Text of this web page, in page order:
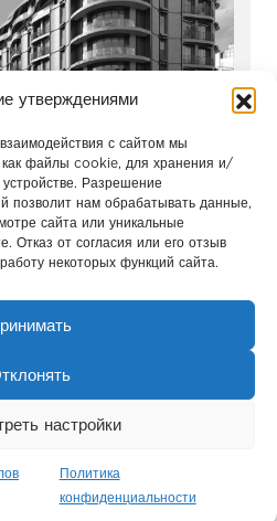
утверждениями
с сайтом мы
как файлы cookie, для хранения и/
Разрешение
позволит нам обрабатывать данные,
сайта или уникальные
Отказ от согласия или его отзыв
некоторых функций сайта.
настройки
Политика
конфиденциальности